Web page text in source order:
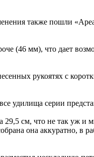
также пошли
(46 мм), что дает
рукоятях с
удилища серии
см, что не так уж и
она аккуратно, в